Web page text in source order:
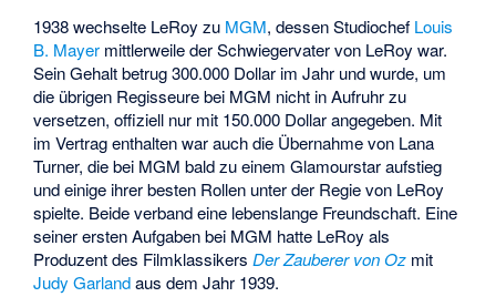
1938 wechselte LeRoy zu MGM, dessen Studiochef Louis
B. Mayer mittlerweile der Schwiegervater von LeRoy war.
Sein Gehalt betrug 300.000 Dollar im Jahr und wurde, um
die übrigen Regisseure bei MGM nicht in Aufruhr zu
versetzen, offiziell nur mit 150.000 Dollar angegeben. Mit
im Vertrag enthalten war auch die Übernahme von Lana
Turner, die bei MGM bald zu einem Glamourstar aufstieg
und einige ihrer besten Rollen unter der Regie von LeRoy
spielte. Beide verband eine lebenslange Freundschaft. Eine
seiner ersten Aufgaben bei MGM hatte LeRoy als
Produzent des FilmklassikersDer Zauberer von Oz mit
Judy Garlandaus dem Jahr 1939.